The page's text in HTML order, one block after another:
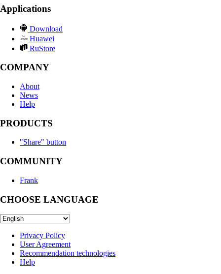
Applications
Download
Huawei
RuStore
COMPANY
About
News
Help
PRODUCTS
"Share" button
COMMUNITY
Frank
CHOOSE LANGUAGE
Privacy Policy
User Agreement
Recommendation technologies
Help